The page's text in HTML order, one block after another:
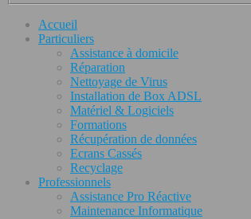
Accueil
Particuliers
Assistance à domicile
Réparation
Nettoyage de Virus
Installation de Box ADSL
Matériel & Logiciels
Formations
Récupération de données
Ecrans Cassés
Recyclage
Professionnels
Assistance Pro Réactive
Maintenance Informatique